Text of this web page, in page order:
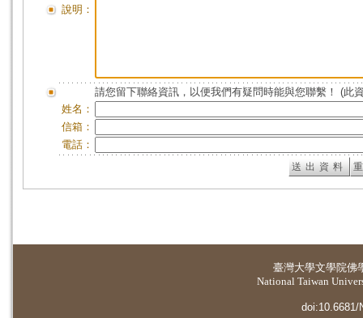
說明：
請您留下聯絡資訊，以便我們有疑問時能與您聯繫！ (此
姓名：
信箱：
電話：
臺灣大學文學院佛
National Taiwan
doi:10.6681/